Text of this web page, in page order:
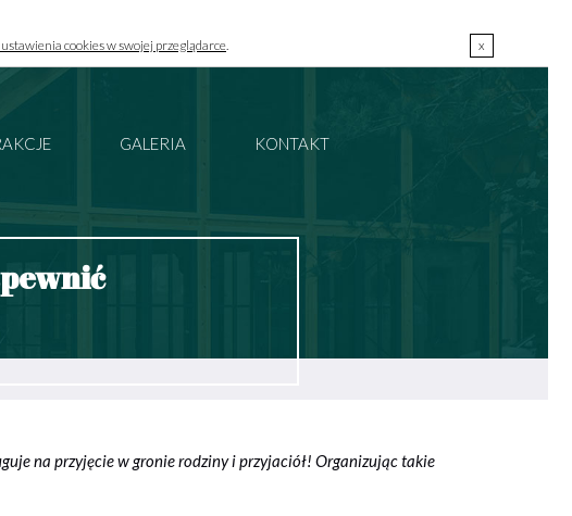
cookies w swojej przeglądarce
x
szklarnia@szklarniagrodzisk.pl
GALERIA KONTAKT
na przyjęcie w gronie rodziny i przyjaciół! Organizując takie